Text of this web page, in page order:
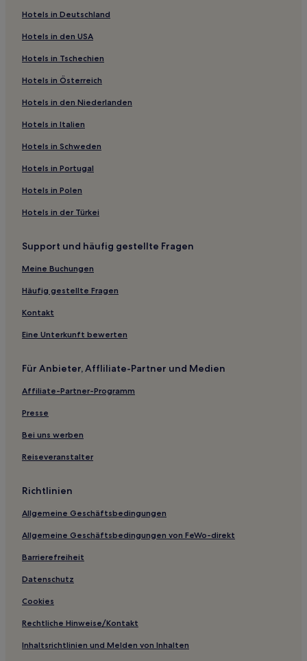
Hotels nahe Angyalföld-Station
Hotels nahe Bahnhof Budapest-Zuglo
Bezirk VI: Hotels
Hotels nahe Straßenbahnhaltestelle Kelenföld
vasútállomás M
Hotels nahe U-Bahn-Station Soroksári út
Hotels nahe Straßenbahnhaltestelle Wesselényi utca
Hotels nahe Soroksár-Station
Bezirk XX: Hotels
Hotels nahe Straßenbahnhaltestelle Rákospalota
Hotels nahe Soroksár felső Station
Hotels nahe Straßenbahnhaltestelle Keleti Pályaudvar M
Hotels nahe Istvántelek-Station
Hotels nahe Straßenbahnhaltestelle Tél utca / Pozsonyi
Hotels nahe Pestszenterzsébet Jódos-Sós Spa und Bad
Hotels nahe Straßenbahnhaltestelle Hauszmann Alajos
Hotels nahe Straßenbahnhaltestelle Corvin körút
Hotels in Deutschland
Hotels in den USA
Hotels in Tschechien
Hotels in Österreich
Hotels in den Niederlanden
Hotels in Italien
Hotels in Schweden
Hotels in Portugal
Hotels in Polen
Hotels in der Türkei
Support und häufig gestellte Fragen
Meine Buchungen
Häufig gestellte Fragen
Kontakt
Eine Unterkunft bewerten
Für Anbieter, Affliliate-Partner und Medien
Affiliate-Partner-Programm
Presse
Bei uns werben
Reiseveranstalter
Richtlinien
Allgemeine Geschäftsbedingungen
Allgemeine Geschäftsbedingungen von FeWo-direkt
Barrierefreiheit
Datenschutz
Cookies
Rechtliche Hinweise/Kontakt
Inhaltsrichtlinien und Melden von Inhalten